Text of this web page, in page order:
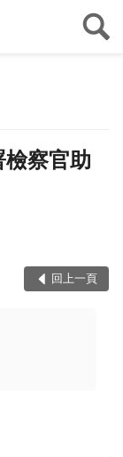
察官助
回上一頁